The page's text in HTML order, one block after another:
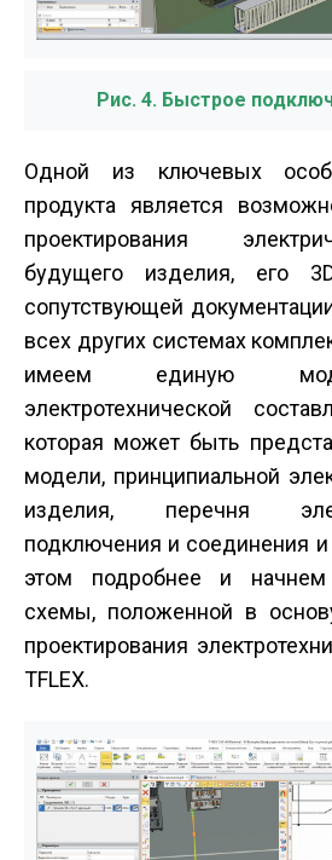
Рис. 4. Быстрое
Одной из ключевых
продукта является
проектирования
будущего изделия, его
сопутствующей
всех других системах
имеем единую
электротехнической
которая может быть
модели, принципиальной
изделия, перечня
подключения и соединения
этом подробнее и начнем
схемы, положенной в
проектирования
T­FLEX.